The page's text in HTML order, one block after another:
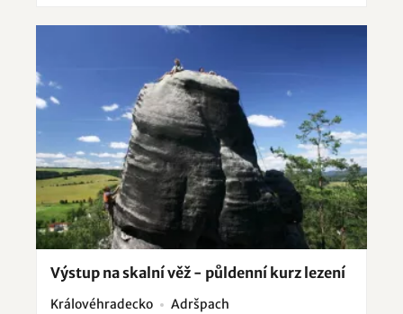
Výstup na skalní věž - půldenní kurz lezení
Královéhradecko Adršpach